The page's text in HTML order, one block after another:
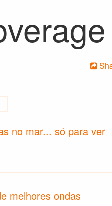
no mar... só para ver
melhores ondas